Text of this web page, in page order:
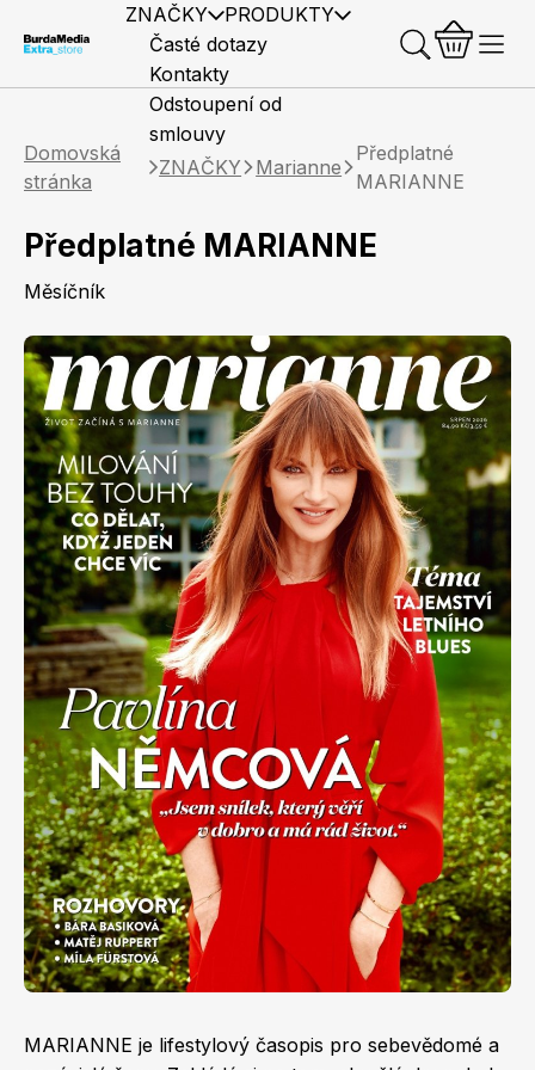
ZNAČKY PRODUKTY
Marianne
Apetit
Svět ženy
Elle Decoration
Marianne Bydlení
Marianne Venkov & styl
Předplatné časopisů
Knihy Merch
Časté dotazy
Kontakty
Odstoupení od
smlouvy
Domovská
stránka
ZNAČKY Marianne
Předplatné
MARIANNE
Předplatné MARIANNE
Měsíčník
MARIANNE je lifestylový časopis pro sebevědomé a